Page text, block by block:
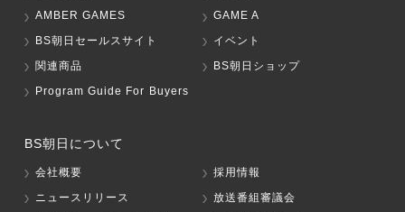
AMBER GAMES
GAME A
BS朝日セールスサイト
イベント
関連商品
BS朝日ショップ
Program Guide For Buyers
BS朝日について
会社概要
採用情報
ニュースリリース
放送番組審議会